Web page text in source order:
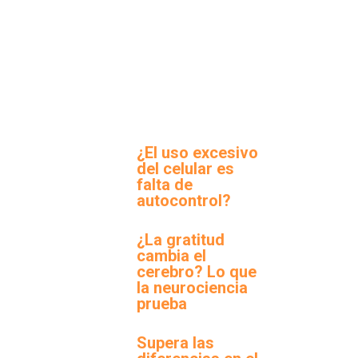
¿El uso excesivo
del celular es
falta de
autocontrol?
¿La gratitud
cambia el
cerebro? Lo que
la neurociencia
prueba
Supera las